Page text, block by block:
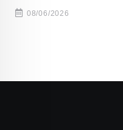
08/06/2026